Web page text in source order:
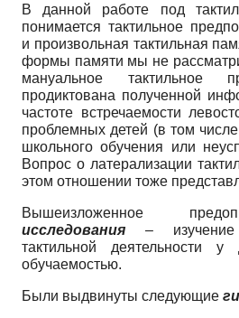
В данной работе под
понимается тактильное
и произвольная тактильная
формы памяти мы не
мануальное тактильное
продиктована полученной
частоте встречаемости
проблемных детей (в том
школьного обучения или
Вопрос о латерализации
этом отношении тоже
Вышеизложенное
исследования – изучение
тактильной деятельности
обучаемостью.
Были выдвинуты следующие